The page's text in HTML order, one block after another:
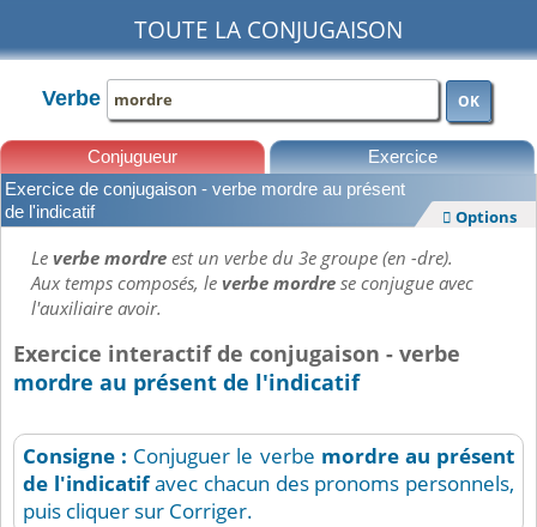
TOUTE LA CONJUGAISON
Verbe OK
Conjugueur Exercice
Leçons
Exercice de conjugaison - verbe mordre au présent
de l'indicatif
 Options
Leverbe mordreest un verbe du 3e groupe (en -dre).
Aux temps composés, leverbe mordrese conjugue avec
l'auxiliaire avoir.
Exercice interactif de conjugaison - verbe
mordre au présent de l'indicatif
Consigne : Conjuguer le verbe mordre au présent
de l'indicatifavec chacun des pronoms personnels,
puis cliquer sur Corriger.